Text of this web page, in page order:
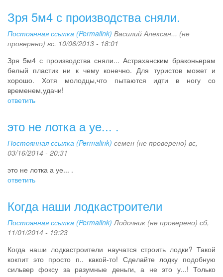
Зря 5м4 с производства сняли.
Постоянная ссылка (Permalink) Василий Алексан... (не
проверено) вс, 10/06/2013 - 18:01
Зря 5м4 с производства сняли... Астраханским браконьерам
белый пластик ни к чему конечно. Для туристов может и
хорошо. Хотя молодцы,что пытаются идти в ногу со
временем,удачи!
ответить
это не лотка а уе... .
Постоянная ссылка (Permalink) семен (не проверено) вс,
03/16/2014 - 20:31
это не лотка а уе... .
ответить
Когда наши лодкастроители
Постоянная ссылка (Permalink) Лодочник (не проверено) сб,
11/01/2014 - 19:23
Когда наши лодкастроители научатся строить лодки? Такой
кокпит это просто п.. какой-то! Сделайте лодку подобную
сильвер фоксу за разумные деньги, а не это у...! Только